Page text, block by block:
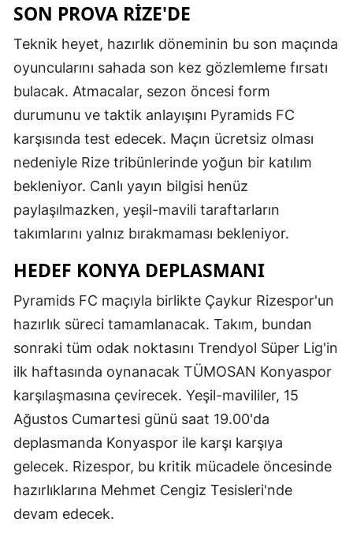
SON PROVA RİZE'DE
Teknik heyet, hazırlık döneminin bu son maçında
oyuncularını sahada son kez gözlemleme fırsatı
bulacak. Atmacalar, sezon öncesi form
durumunu ve taktik anlayışını Pyramids FC
karşısında test edecek. Maçın ücretsiz olması
nedeniyle Rize tribünlerinde yoğun bir katılım
bekleniyor. Canlı yayın bilgisi henüz
paylaşılmazken, yeşil-mavili taraftarların
takımlarını yalnız bırakmaması bekleniyor.
HEDEF KONYA DEPLASMANI
Pyramids FC maçıyla birlikte Çaykur Rizespor'un
hazırlık süreci tamamlanacak. Takım, bundan
sonraki tüm odak noktasını Trendyol Süper Lig'in
ilk haftasında oynanacak TÜMOSAN Konyaspor
karşılaşmasına çevirecek. Yeşil-mavililer, 15
Ağustos Cumartesi günü saat 19.00'da
deplasmanda Konyaspor ile karşı karşıya
gelecek. Rizespor, bu kritik mücadele öncesinde
hazırlıklarına Mehmet Cengiz Tesisleri'nde
devam edecek.